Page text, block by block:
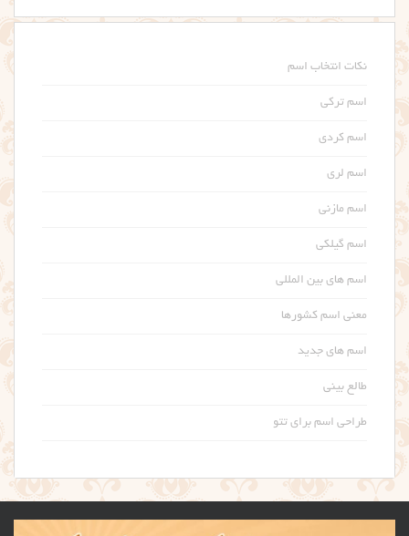
نکات انتخاب اسم
اسم ترکی
اسم کردی
اسم لری
اسم مازنی
اسم گیلکی
اسم های بین المللی
معنی اسم کشورها
اسم های جدید
طالع بینی
طراحی اسم برای تتو